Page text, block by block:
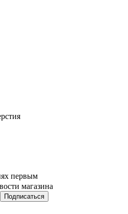
первым
магазина